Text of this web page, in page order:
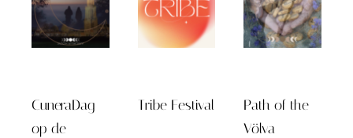
CuneraDag
op de
Tribe Festival
Path of the
Völva